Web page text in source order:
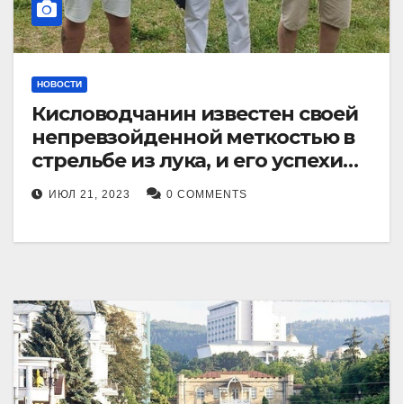
НОВОСТИ
Кисловодчанин известен своей
непревзойденной меткостью в
стрельбе из лука, и его успехи
прославили его в
Ставропольском крае.
ИЮЛ 21, 2023 0 COMMENTS